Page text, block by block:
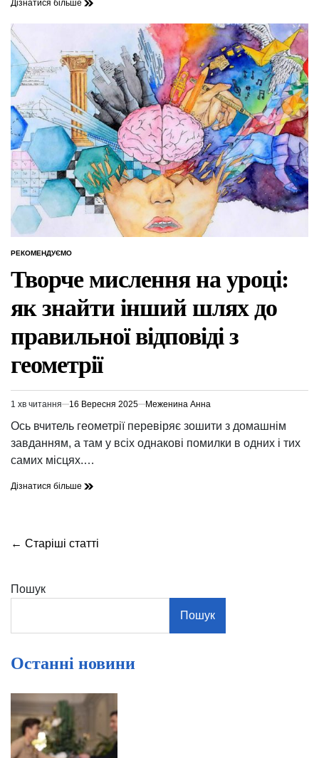
Дізнатися більше
ОПУБЛІКУВАТИ
РЕКОМЕНДУЄМО
Творче мислення на уроці:
як знайти інший шлях до
правильної відповіді з
геометрії
Орієнтовний
час
1 хв читання 16 Вересня 2025 Меженина Анна
Ось вчитель геометрії перевіряє зошити з домашнім
завданням, а там у всіх однакові помилки в одних і тих
самих місцях.…
Дізнатися більше
Навігація
записами
← Старіші статті
Пошук
Пошук
Останні новини